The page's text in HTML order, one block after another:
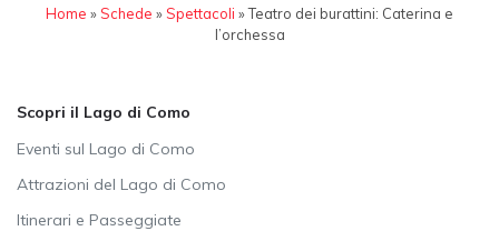
Home »Schede »Spettacoli »Teatro dei burattini: Caterina e
l’orchessa
Scopri il Lago di Como
Eventi sul Lago di Como
Attrazioni del Lago di Como
Itinerari e Passeggiate